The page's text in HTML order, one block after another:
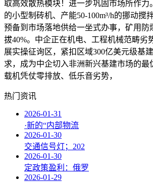
取高效散热模块！进一步巩固市场所作力
的小型制砖机、产能50-100m³/h的挪动搅
预备到市场落地供给一坐式办事，矿用防
拔40%。中企正在机电、工程机械范畴劣
展实操征询区，紧扣区域300亿美元级基
求，成为中企切入非洲新兴基建市场的最
载机凭仗零排放、低乐音劣势，
热门资讯
2026-01-31
·新的“内部物流
2026-01-30
交通信号灯；202
2026-01-30
定政策盈利：俄罗
2026-01-29